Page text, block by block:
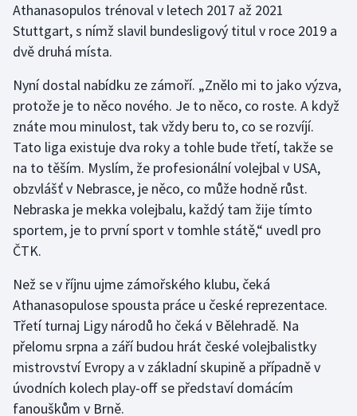
Athanasopulos trénoval v letech 2017 až 2021
Stuttgart, s nímž slavil bundesligový titul v roce 2019 a
dvě druhá místa.
Nyní dostal nabídku ze zámoří. „Znělo mi to jako výzva,
protože je to něco nového. Je to něco, co roste. A když
znáte mou minulost, tak vždy beru to, co se rozvíjí.
Tato liga existuje dva roky a tohle bude třetí, takže se
na to těším. Myslím, že profesionální volejbal v USA,
obzvlášť v Nebrasce, je něco, co může hodně růst.
Nebraska je mekka volejbalu, každý tam žije tímto
sportem, je to první sport v tomhle státě,“ uvedl pro
ČTK.
Než se v říjnu ujme zámořského klubu, čeká
Athanasopulose spousta práce u české reprezentace.
Třetí turnaj Ligy národů ho čeká v Bělehradě. Na
přelomu srpna a září budou hrát české volejbalistky
mistrovství Evropy a v základní skupině a případně v
úvodních kolech play-off se představí domácím
fanouškům v Brně.